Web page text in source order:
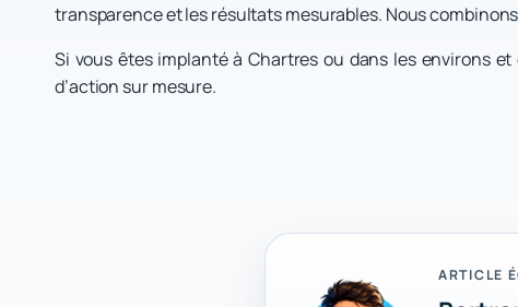
transparence et les résultats mesurables. Nous
Si vous êtes implanté à Chartres ou dans les environs
d’action sur mesure.
ARTICLE